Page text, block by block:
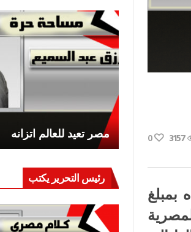
3157
0
بمبلغ
مصر تعيد للعالم اتزانه
رئيس التحرير يكتب